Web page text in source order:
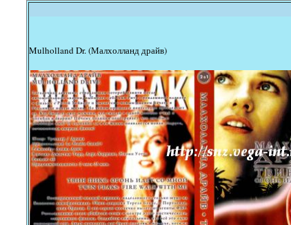
Mulholland Dr. (Малхолланд драйв)